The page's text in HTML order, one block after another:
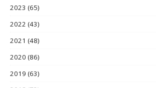
2023 (65)
2022 (43)
2021 (48)
2020 (86)
2019 (63)